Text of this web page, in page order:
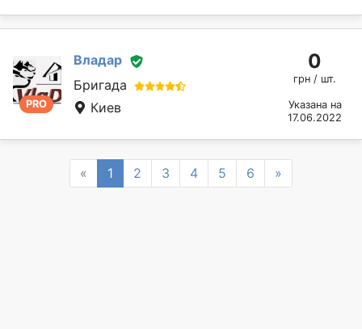
PRO
Владар
Бригада
Киев
0
грн / шт.
Указана на
17.06.2022
« Previous
1 2 3 4 5 6 »